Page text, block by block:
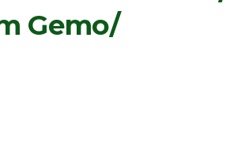
Gemo/